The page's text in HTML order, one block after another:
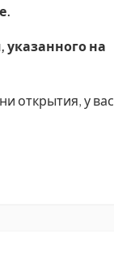
указанного на
открытия, у вас